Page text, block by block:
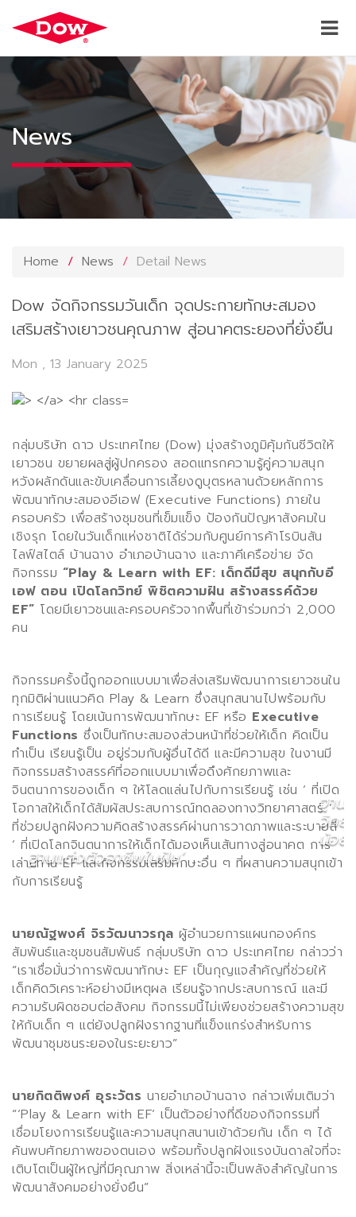
News
Home News Detail News
Dow จัดกิจกรรมวันเด็ก จุดประกายทักษะสมอง
เสริมสร้างเยาวชนคุณภาพ สู่อนาคตระยองที่ยั่งยืน
Mon , 13 January 2025
กลุ่มบริษัท ดาว ประเทศไทย (Dow) มุ่งสร้างภูมิคุ้มกันชีวิตให้
เยาวชน ขยายผลสู่ผู้ปกครอง สอดแทรกความรู้คู่ความสนุก
หวังผลักดันและขับเคลื่อนการเลี้ยงดูบุตรหลานด้วยหลักการ
พัฒนาทักษะสมองอีเอฟ (Executive Functions) ภายใน
ครอบครัว เพื่อสร้างชุมชนที่เข็มแข็ง ป้องกันปัญหาสังคมใน
เชิงรุก โดยในวันเด็กแห่งชาติได้ร่วมกับศูนย์การค้าโรบินสัน
ไลฟ์สไตล์ บ้านฉาง อำเภอบ้านฉาง และภาคีเครือข่าย จัด
กิจกรรม “Play & Learn with EF: เด็กดีมีสุข สนุกกับอี
เอฟ ตอน เปิดโลกวิทย์ พิชิตความฝัน สร้างสรรค์ด้วย
EF” โดยมีเยาวชนและครอบครัวจากพื้นที่เข้าร่วมกว่า 2,000
คน
กิจกรรมครั้งนี้ถูกออกแบบมาเพื่อส่งเสริมพัฒนาการเยาวชนใน
ทุกมิติผ่านแนวคิด Play & Learn ซึ่งสนุกสนานไปพร้อมกับ
การเรียนรู้ โดยเน้นการพัฒนาทักษะ EF หรือ Executive
Functions ซึ่งเป็นทักษะสมองส่วนหน้าที่ช่วยให้เด็ก คิดเป็น
ทำเป็น เรียนรู้เป็น อยู่ร่วมกับผู้อื่นได้ดี และมีความสุข ในงานมี
กิจกรรมสร้างสรรค์ที่ออกแบบมาเพื่อดึงศักยภาพและ
จินตนาการของเด็ก ๆ ให้โลดแล่นไปกับการเรียนรู้ เช่น ‘ ฐาน
วิทย
น้อย
ที่เปิด
โอกาสให้เด็กได้สัมผัสประสบการณ์ทดลองทางวิทยาศาสตร์‘
ที่ช่วยปลูกฝังความคิดสร้างสรรค์ผ่านการวาดภาพและระบายสี
‘
ฐานแต่งตัวอาชีพในฝัน’
ที่เปิดโลกจินตนาการให้เด็กได้มองเห็นเส้นทางสู่อนาคต การ
เล่านิทานEFและกิจกรรมเสริมทักษะอื่น ๆ ที่ผสานความสนุกเข้า
กับการเรียนรู้
นายณัฐพงศ์ จิรวัฒนาวรกุล ผู้อำนวยการแผนกองค์กร
สัมพันธ์และชุมชนสัมพันธ์ กลุ่มบริษัท ดาว ประเทศไทย กล่าวว่า
“เราเชื่อมั่นว่าการพัฒนาทักษะ EF เป็นกุญแจสำคัญที่ช่วยให้
เด็กคิดวิเคราะห์อย่างมีเหตุผล เรียนรู้จากประสบการณ์ และมี
ความรับผิดชอบต่อสังคม กิจกรรมนี้ไม่เพียงช่วยสร้างความสุข
ให้กับเด็ก ๆ แต่ยังปลูกฝังรากฐานที่แข็งแกร่งสำหรับการ
พัฒนาชุมชนระยองในระยะยาว”
นายกิตติพงศ์ อุระวัตร นายอำเภอบ้านฉาง กล่าวเพิ่มเติมว่า
“‘Play & Learn with EF’ เป็นตัวอย่างที่ดีของกิจกรรมที่
เชื่อมโยงการเรียนรู้และความสนุกสนานเข้าด้วยกัน เด็ก ๆ ได้
ค้นพบศักยภาพของตนเอง พร้อมทั้งปลูกฝังแรงบันดาลใจที่จะ
เติบโตเป็นผู้ใหญ่ที่มีคุณภาพ สิ่งเหล่านี้จะเป็นพลังสำคัญในการ
พัฒนาสังคมอย่างยั่งยืน”